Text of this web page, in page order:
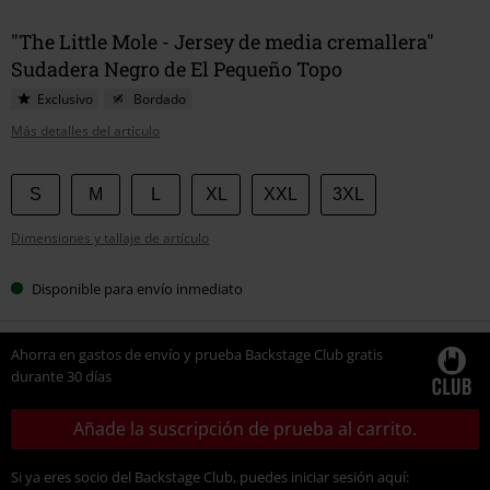
"The Little Mole - Jersey de media cremallera"
Sudadera Negro de El Pequeño Topo
Exclusivo
Bordado
Más detalles del artículo
Elige
tu
talla
S M XL XXL 3XL
Dimensiones y tallaje de artículo
Disponible para envío inmediato
Ahorra en gastos de envío y prueba Backstage Club gratis
durante 30 días
Añade la suscripción de prueba al carrito.
Si ya eres socio del Backstage Club, puedes iniciar sesión aquí: